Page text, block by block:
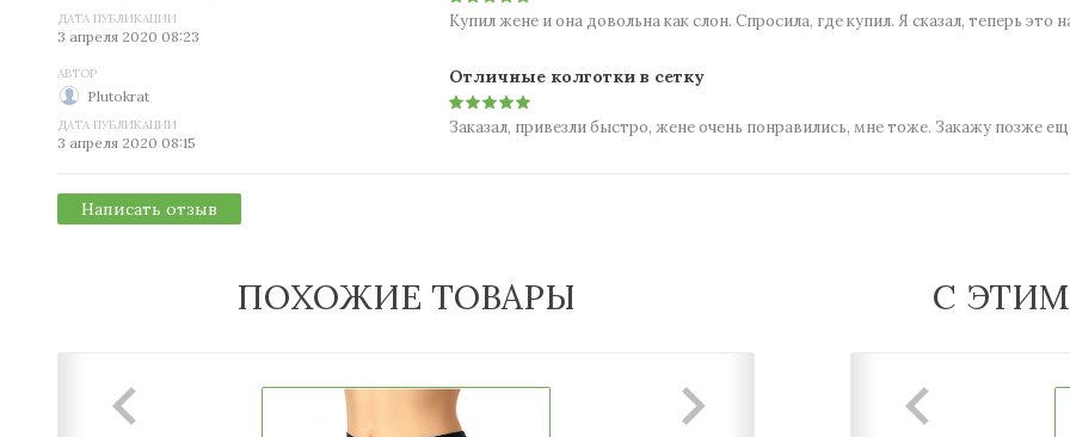
ДАТА ПУБЛИКАЦИИ
3 апреля 2020 08:23
Купил жене и она довольна как слон. Спросила, где купил. Я сказал, теперь это
АВТОР
Plutokrat
ДАТА ПУБЛИКАЦИИ
3 апреля 2020 08:15
Отличные колготки в сетку
Заказал, привезли быстро, жене очень понравились, мне тоже. Закажу позже
Написать отзыв
ПОХОЖИЕ ТОВАРЫ С